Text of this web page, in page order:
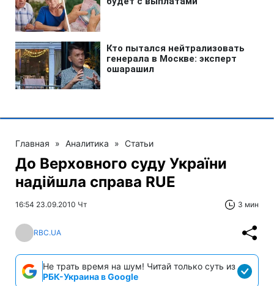
Главная » Аналитика » Статьи
До Верховного суду України
надійшла справа RUE
16:54 23.09.2010 Чт 3 мин
RBC.UA
Не трать время на шум! Читай только суть из
РБК-Украина в Google